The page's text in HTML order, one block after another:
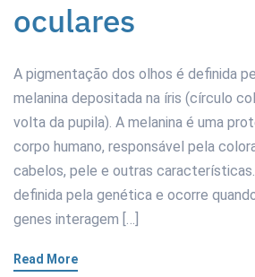
oculares
A pigmentação dos olhos é definida
melanina depositada na íris (círculo
volta da pupila). A melanina é uma
corpo humano, responsável pela
cabelos, pele e outras
definida pela genética e ocorre
genes interagem […]
Read More